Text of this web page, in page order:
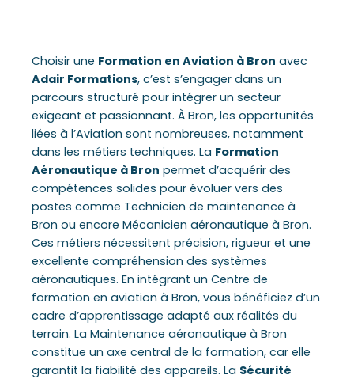
Choisir une Formation en Aviation à Bron avec
Adair Formations, c’est s’engager dans un
parcours structuré pour intégrer un secteur
exigeant et passionnant. À Bron, les opportunités
liées à l’Aviation sont nombreuses, notamment
dans les métiers techniques. La Formation
Aéronautique à Bron permet d’acquérir des
compétences solides pour évoluer vers des
postes comme Technicien de maintenance à
Bron ou encore Mécanicien aéronautique à Bron.
Ces métiers nécessitent précision, rigueur et une
excellente compréhension des systèmes
aéronautiques. En intégrant un Centre de
formation en aviation à Bron, vous bénéficiez d’un
cadre d’apprentissage adapté aux réalités du
terrain. La Maintenance aéronautique à Bron
constitue un axe central de la formation, car elle
garantit la fiabilité des appareils. La Sécurité